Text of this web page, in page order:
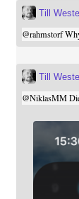
Till
@rahmstorf
Till
@NiklasMM